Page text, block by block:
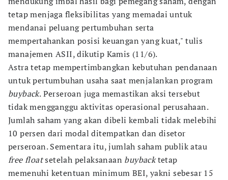
tetap menjaga fleksibilitas yang memadai untuk
mendanai peluang pertumbuhan serta
mempertahankan posisi keuangan yang kuat," tulis
manajemen ASII, dikutip Kamis (11/6).
Astra tetap mempertimbangkan kebutuhan pendanaan
untuk pertumbuhan usaha saat menjalankan program
buyback. Perseroan juga memastikan aksi tersebut
tidak mengganggu aktivitas operasional perusahaan.
Jumlah saham yang akan dibeli kembali tidak melebihi
10 persen dari modal ditempatkan dan disetor
perseroan. Sementara itu, jumlah saham publik atau
free floatsetelah pelaksanaan buybacktetap
memenuhi ketentuan minimum BEI, yakni sebesar 15